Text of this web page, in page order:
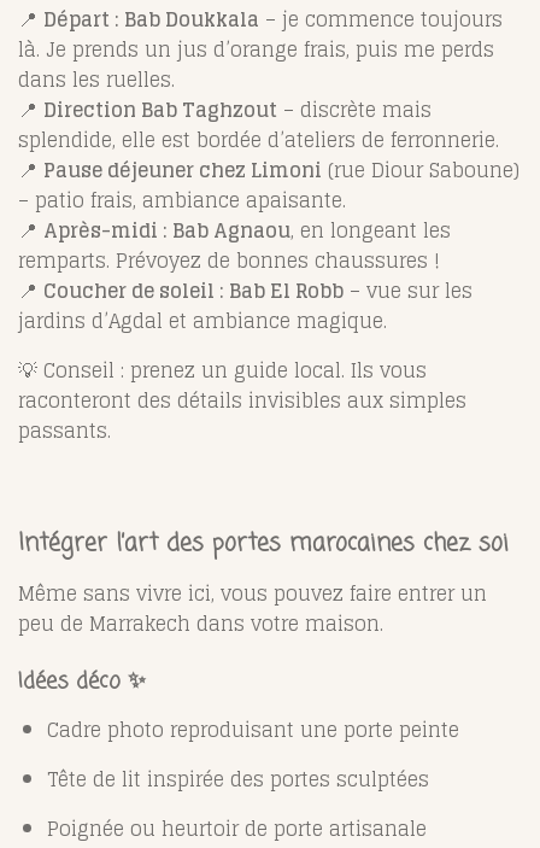
📍 Départ : Bab Doukkala – je commence toujours
là. Je prends un jus d’orange frais, puis me perds
dans les ruelles.
📍 Direction Bab Taghzout – discrète mais
splendide, elle est bordée d’ateliers de ferronnerie.
📍 Pause déjeuner chez Limoni (rue Diour Saboune)
– patio frais, ambiance apaisante.
📍 Après-midi : Bab Agnaou, en longeant les
remparts. Prévoyez de bonnes chaussures !
📍 Coucher de soleil : Bab El Robb – vue sur les
jardins d’Agdal et ambiance magique.
💡 Conseil : prenez un guide local. Ils vous
raconteront des détails invisibles aux simples
passants.
Intégrer l’art des portes marocaines chez soi
Même sans vivre ici, vous pouvez faire entrer un
peu de Marrakech dans votre maison.
Idées déco ✨
Cadre photo reproduisant une porte peinte
Tête de lit inspirée des portes sculptées
Poignée ou heurtoir de porte artisanale